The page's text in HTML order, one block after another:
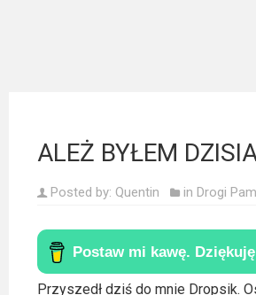
Filmy
dokumentalne
Horrory
Kino
ALEŻ BYŁEM
Posted by: Quentin in Drogi
Przyszedł dziś do mnie Dropsik.